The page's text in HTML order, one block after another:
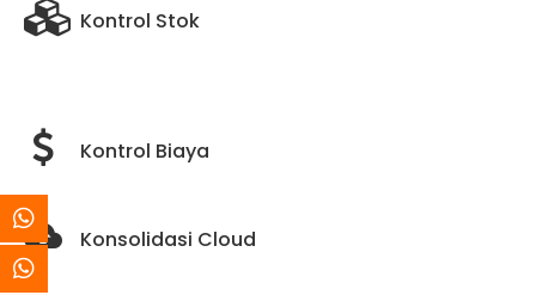
Kontrol Stok
Kontrol Biaya
Konsolidasi Cloud